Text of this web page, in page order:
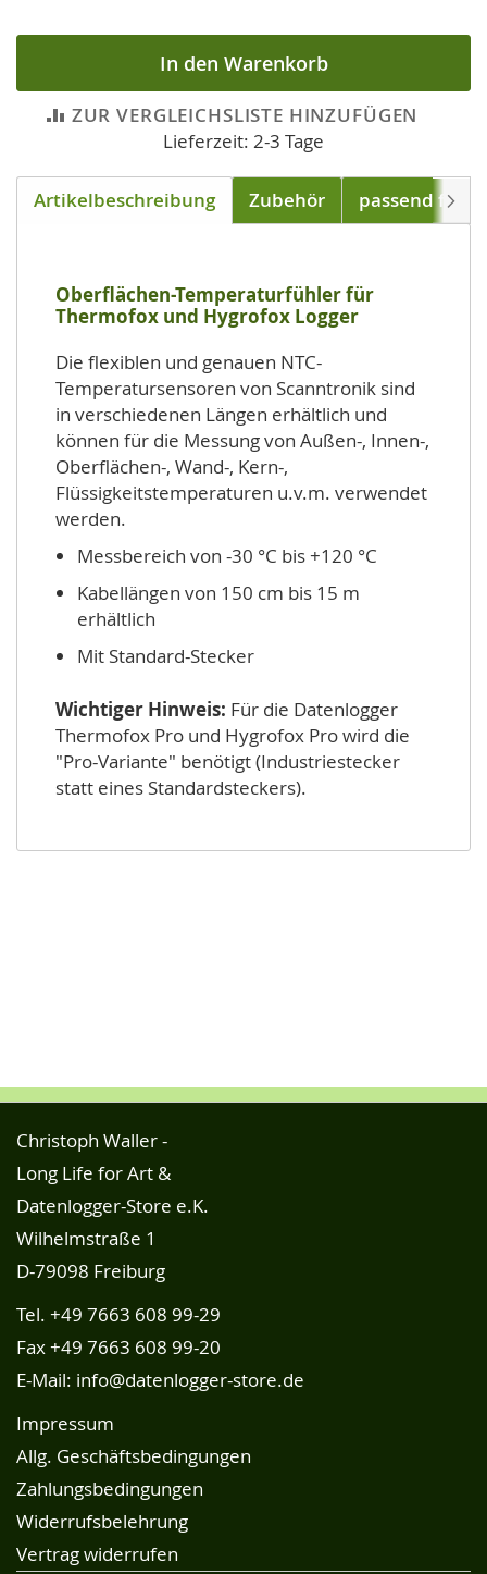
In den Warenkorb
ZUR VERGLEICHSLISTE HINZUFÜGEN
Lieferzeit: 2-3 Tage
Artikelbeschreibung Zubehör passend für
Oberflächen-Temperaturfühler für
Thermofox und Hygrofox Logger
Die flexiblen und genauen NTC-
Temperatursensoren von Scanntronik sind
in verschiedenen Längen erhältlich und
können für die Messung von Außen-, Innen-,
Oberflächen-, Wand-, Kern-,
Flüssigkeitstemperaturen u.v.m. verwendet
werden.
Messbereich von -30 °C bis +120 °C
Kabellängen von 150 cm bis 15 m
erhältlich
Mit Standard-Stecker
Wichtiger Hinweis: Für die Datenlogger
Thermofox Pro und Hygrofox Pro wird die
"Pro-Variante" benötigt (Industriestecker
statt eines Standardsteckers).
Christoph Waller -
Long Life for Art &
Datenlogger-Store e.K.
Wilhelmstraße 1
D-79098 Freiburg
Tel. +49 7663 608 99-29
Fax +49 7663 608 99-20
E-Mail: info@datenlogger-store.de
Impressum
Allg. Geschäftsbedingungen
Zahlungsbedingungen
Widerrufsbelehrung
Vertrag widerrufen